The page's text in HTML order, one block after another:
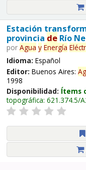
Estación
provincia deRío
por Agua y Energía
Idioma: Español
Editor: Buenos Aires:
1998
Disponibilidad: Ítems
topográfica: 621.374.5/